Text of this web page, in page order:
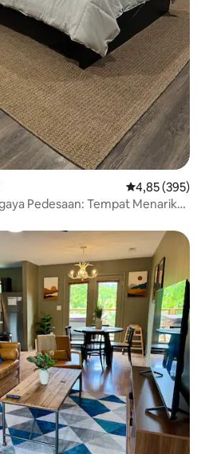
Nilai rata-rata
4,85 (395)
Pedesaan: Tempat Menarik